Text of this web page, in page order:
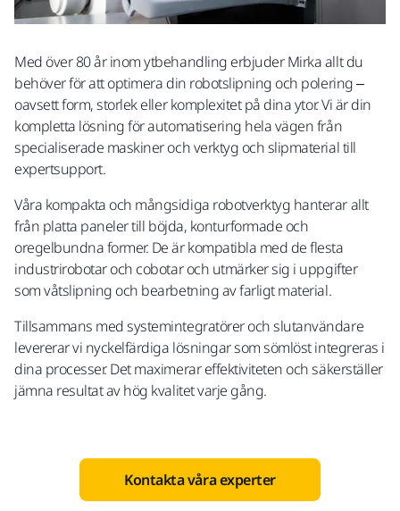
Med över 80 år inom ytbehandling erbjuder Mirka allt du
behöver för att optimera din robotslipning och polering –
oavsett form, storlek eller komplexitet på dina ytor. Vi är din
kompletta lösning för automatisering hela vägen från
specialiserade maskiner och verktyg och slipmaterial till
expertsupport.
Våra kompakta och mångsidiga robotverktyg hanterar allt
från platta paneler till böjda, konturformade och
oregelbundna former. De är kompatibla med de flesta
industrirobotar och cobotar och utmärker sig i uppgifter
som våtslipning och bearbetning av farligt material.
Tillsammans med systemintegratörer och slutanvändare
levererar vi nyckelfärdiga lösningar som sömlöst integreras i
dina processer. Det maximerar effektiviteten och säkerställer
jämna resultat av hög kvalitet varje gång.
Kontakta våra experter